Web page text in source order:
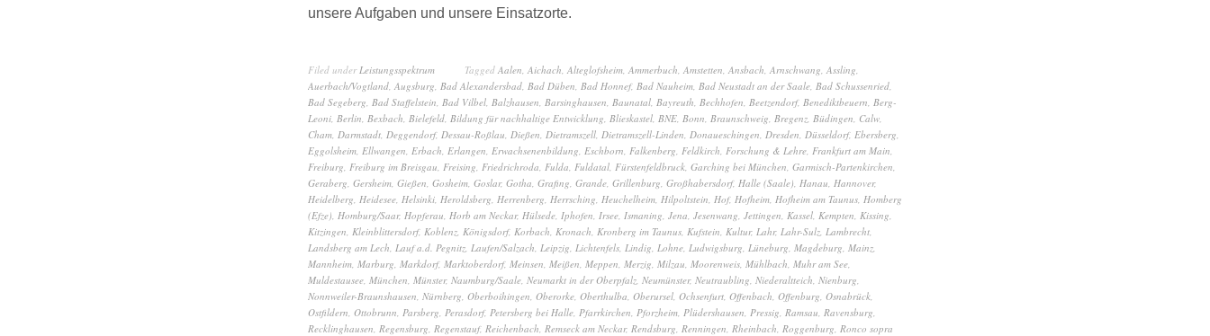
unsere Aufgaben und unsere Einsatzorte.
Filed underLeistungsspektrum Tagged Aalen, Aichach, Alteglofsheim, Ammerbuch, Amstetten, Ansbach, Arnschwang, Assling,
Auerbach/Vogtland, Augsburg, Bad Alexandersbad, Bad Düben, Bad Honnef, Bad Nauheim, Bad Neustadt an der Saale, Bad Schussenried,
Bad Segeberg, Bad Staffelstein, Bad Vilbel, Balzhausen, Barsinghausen, Baunatal, Bayreuth, Bechhofen, Beetzendorf, Benediktbeuern, Berg-
Leoni, Berlin, Bexbach, Bielefeld, Bildung für nachhaltige Entwicklung, Blieskastel, BNE, Bonn, Braunschweig, Bregenz, Büdingen, Calw,
Cham, Darmstadt, Deggendorf, Dessau-Roßlau, Dießen, Dietramszell, Dietramszell-Linden, Donaueschingen, Dresden, Düsseldorf, Ebersberg,
Eggolsheim, Ellwangen, Erbach, Erlangen, Erwachsenenbildung, Eschborn, Falkenberg, Feldkirch, Forschung & Lehre, Frankfurt am Main,
Freiburg, Freiburg im Breisgau, Freising, Friedrichroda, Fulda, Fuldatal, Fürstenfeldbruck, Garching bei München, Garmisch-Partenkirchen,
Geraberg, Gersheim, Gießen, Gosheim, Goslar, Gotha, Grafing, Grande, Grillenburg, Großhabersdorf, Halle (Saale), Hanau, Hannover,
Heidelberg, Heidesee, Helsinki, Heroldsberg, Herrenberg, Herrsching, Heuchelheim, Hilpoltstein, Hof, Hofheim, Hofheim am Taunus, Homberg
(Efze), Homburg/Saar, Hopferau, Horb am Neckar, Hülsede, Iphofen, Irsee, Ismaning, Jena, Jesenwang, Jettingen, Kassel, Kempten, Kissing,
Kitzingen, Kleinblittersdorf, Koblenz, Königsdorf, Korbach, Kronach, Kronberg im Taunus, Kufstein, Kultur, Lahr, Lahr-Sulz, Lambrecht,
Landsberg am Lech, Lauf a.d. Pegnitz, Laufen/Salzach, Leipzig, Lichtenfels, Lindig, Lohne, Ludwigsburg, Lüneburg, Magdeburg, Mainz,
Mannheim, Marburg, Markdorf, Marktoberdorf, Meinsen, Meißen, Meppen, Merzig, Milzau, Moorenweis, Mühlbach, Muhr am See,
Muldestausee, München, Münster, Naumburg/Saale, Neumarkt in der Oberpfalz, Neumünster, Neutraubling, Niederaltteich, Nienburg,
Nonnweiler-Braunshausen, Nürnberg, Oberboihingen, Oberorke, Oberthulba, Oberursel, Ochsenfurt, Offenbach, Offenburg, Osnabrück,
Ostfildern, Ottobrunn, Parsberg, Perasdorf, Petersberg bei Halle, Pfarrkirchen, Pforzheim, Plüdershausen, Pressig, Ramsau, Ravensburg,
Recklinghausen, Regensburg, Regenstauf, Reichenbach, Remseck am Neckar, Rendsburg, Renningen, Rheinbach, Roggenburg, Ronco sopra